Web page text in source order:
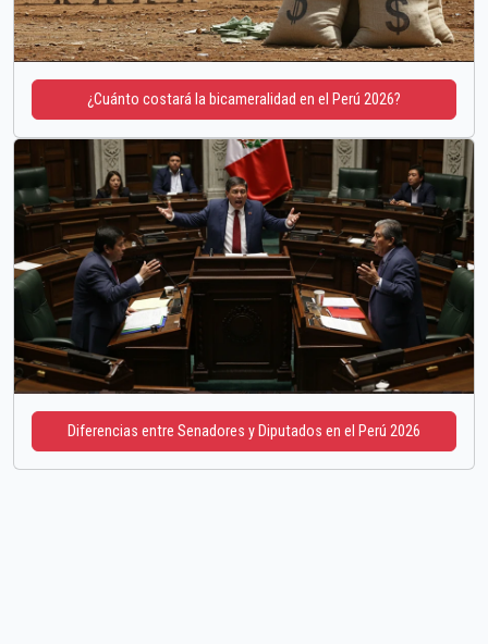
¿Cuánto costará la bicameralidad en el Perú 2026?
Diferencias entre Senadores y Diputados en el Perú 2026